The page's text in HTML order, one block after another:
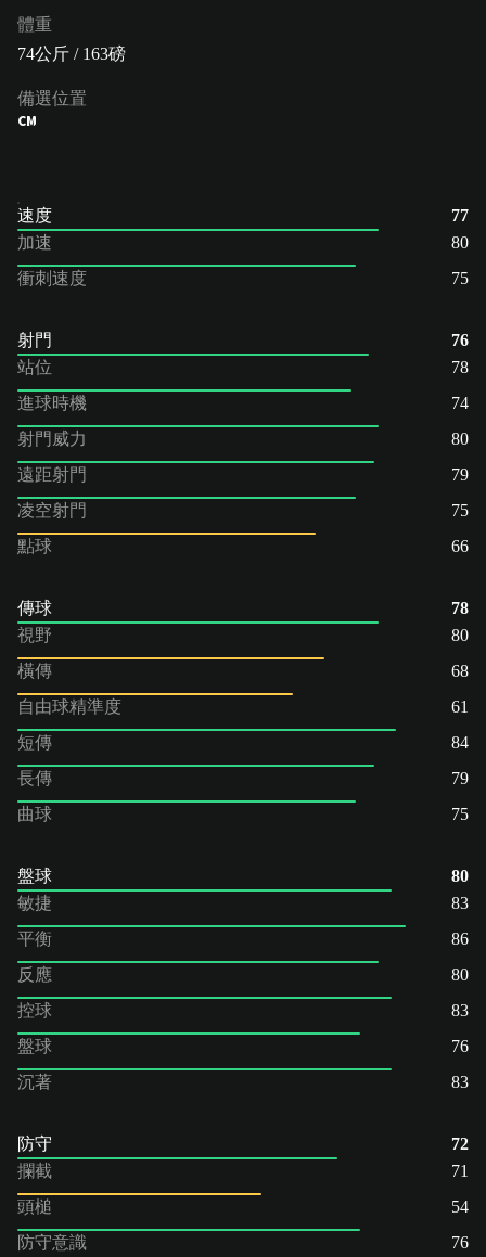
體重
74公斤 / 163磅
備選位置
CM
速度
77
加速
80
衝刺速度
75
射門
76
站位
78
進球時機
74
射門威力
80
遠距射門
79
凌空射門
75
點球
66
傳球
78
視野
80
橫傳
68
自由球精準度
61
短傳
84
長傳
79
曲球
75
盤球
80
敏捷
83
平衡
86
反應
80
控球
83
盤球
76
沉著
83
防守
72
攔截
71
頭槌
54
防守意識
76